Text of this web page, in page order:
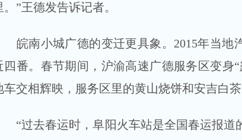
。”王德发告诉记者。
南小城广德的变迁更具象。2015年当地
四番。春节期间，沪渝高速广德服务区变身
车交相辉映，服务区里的黄山烧饼和安吉白茶
过去春运时，阜阳火车站是全国春运报道